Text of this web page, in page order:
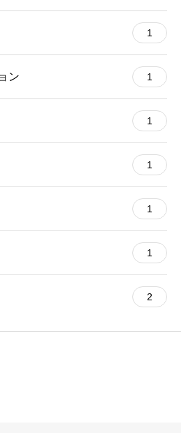
1
ン 1
1
1
1
1
2